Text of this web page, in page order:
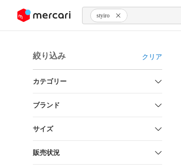
ツにスキップ styiro
絞り込み クリア
カテゴリー
ブランド
サイズ
販売状況